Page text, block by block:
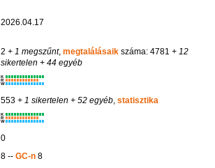
2026.04.17
2 + 1 megszűnt,megtalálásaik száma: 4781 + 12
sikertelen + 44 egyéb
K
R
W
553 + 1 sikertelen + 52 egyéb,statisztika
K
R
W
0
8 --GC-n 8